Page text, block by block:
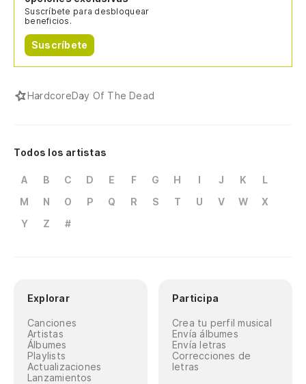
Suscríbete para desbloquear
beneficios.
Suscríbete
HardcoreDay Of The Dead
Todos los artistas
A B C D E F G H I J K
L
M
N O P Q R S T U V W
X
Y
Z #
Explorar
Canciones
Artistas
Álbumes
Playlists
Actualizaciones
Lanzamientos
Participa
Crea tu perfil musical
Envía álbumes
Envía letras
Correcciones de
letras